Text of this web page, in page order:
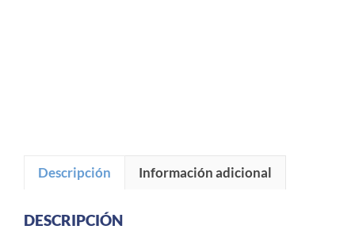
Descripción Información adicional
DESCRIPCIÓN